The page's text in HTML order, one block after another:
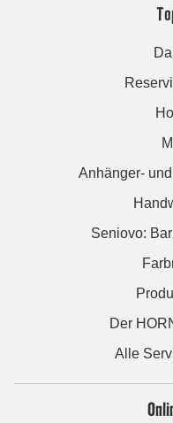
Anhänger-
Seniovo:
Der
Alle